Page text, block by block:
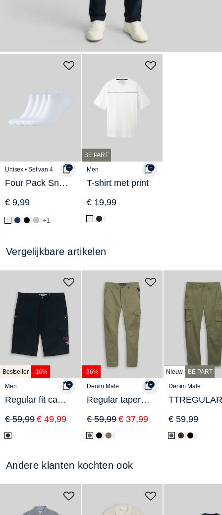
Unisex • Set van 4
Four Pack Sneaker Sokken
€ 9,99
+1
BE PART
Men
T-shirt met print
€ 19,99
Vergelijkbare artikelen
Bestseller -16%
Men
Regular fit cargoshort met stretch
€ 59,99 € 49,99
-36%
Denim Male
Regular tapered cargobroek
€ 59,99 € 37,99
Nieuw BE PART
Denim Male
€ 59,99
Andere klanten kochten ook